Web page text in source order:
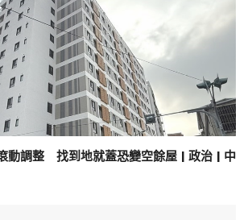
動調整 找到地就蓋恐變空餘屋 | 政治 | 中